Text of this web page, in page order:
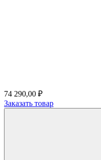
74 290,00 ₽
Заказать товар